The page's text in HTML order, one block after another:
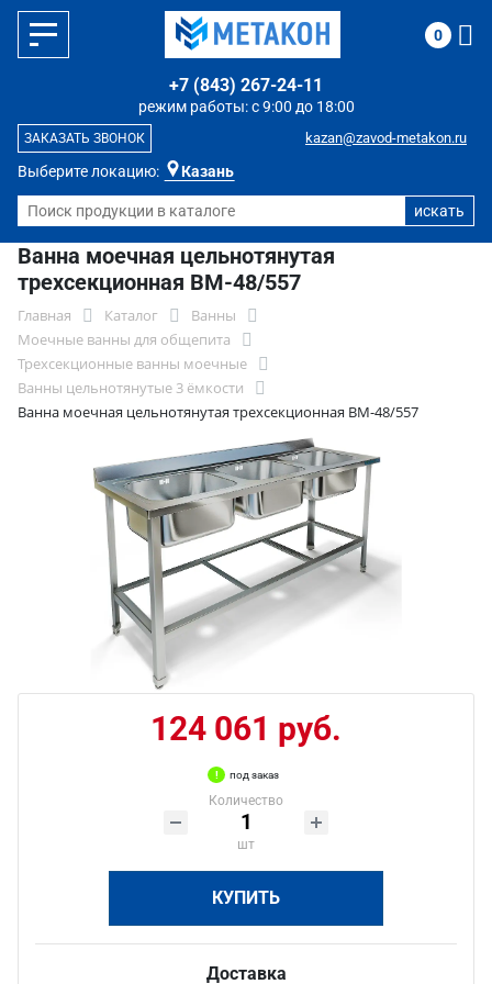
Выберите локацию: Казань
режим работы: с 9:00 до 18:00
+7 (843) 267-24-11
kazan@zavod-metakon.ru
ЗАКАЗАТЬ ЗВОНОК
0
Ванна моечная цельнотянутая
трехсекционная ВМ-48/557
Главная Каталог
Ванны
Моечные ванны для общепита
Трехсекционные ванны моечные
Ванны цельнотянутые 3 ёмкости
Ванна моечная цельнотянутая трехсекционная ВМ-48/557
124 061 руб.
под заказ
Количество
шт
КУПИТЬ
Доставка